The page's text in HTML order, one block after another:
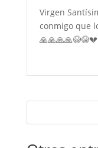
Virgen
conmigo que